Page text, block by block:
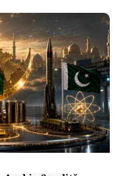
zodii trec prin
sau o veste